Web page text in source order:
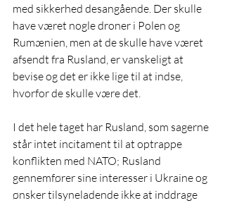
med sikkerhed desangående. Der skulle
have været nogle droner i Polen og
Rumænien, men at de skulle have været
afsendt fra Rusland, er vanskeligt at
bevise og det er ikke lige til at indse,
hvorfor de skulle være det.
I det hele taget har Rusland, som sagerne
står intet incitament til at optrappe
konflikten med NATO; Rusland
gennemfører sine interesser i Ukraine og
ønsker tilsyneladende ikke at inddrage